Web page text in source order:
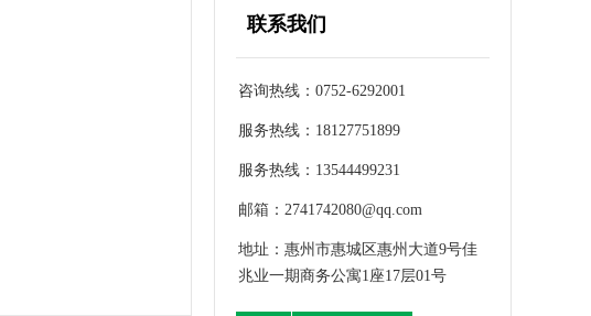
联系我们
咨询热线：0752-6292001
服务热线：18127751899
服务热线：13544499231
邮箱：2741742080@qq.com
地址：惠州市惠城区惠州大道9号佳
兆业一期商务公寓1座17层01号